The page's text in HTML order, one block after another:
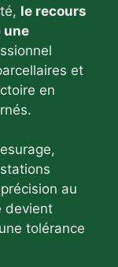
le recours
une
et
en
au
devient
tolérance